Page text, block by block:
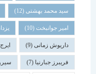
سید محمد بهشتی(12)
امیر جوانبخت(10) یزدان
داریوش زمانی(9) ایرج اعتصام(9)
فریبرز جبارنیا(7) سیروس